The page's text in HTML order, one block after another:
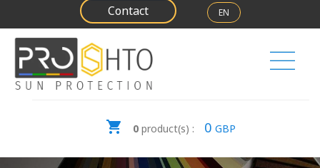
Contact EN
0 product(s) : 0 GBP